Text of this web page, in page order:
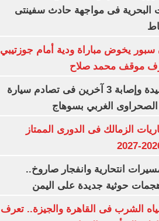
البحرية فى مواجهة حادث سفينتى
سبور يخوض مباراة ودية أمام جوزتيبي
موقف محمد صلاح
مصرع سيدة وإصابة 3 آخرين فى تصادم سيارة
الصحراوى الغربي بسوهاج
الزمالك فى الدورى الممتاز
انتحارية وانفجار صاروخ..
حوثية جديدة على اليمن
الشرب فى القاهرة والجيزة.. تعرف